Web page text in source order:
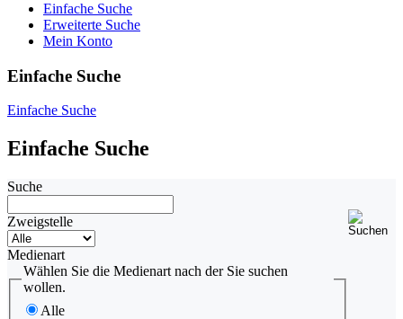
Einfache Suche
Erweiterte Suche
Mein Konto
Einfache Suche
Einfache Suche
Einfache Suche
Suche
Zweigstelle
Medienart
Wählen Sie die Medienart nach der Sie suchen
wollen.
Alle